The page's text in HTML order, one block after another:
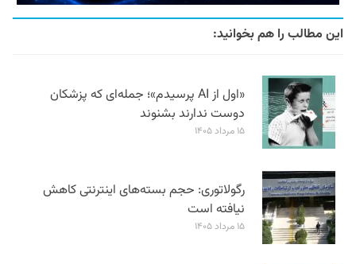
این مطالب را هم بخوانید:
«اول از AI پرسیدم»؛ جمله‌ای که پزشکان
دوست ندارند بشنوند
۱۵ مرداد ۱۴۰۵
رگولاتوری: حجم بسته‌های اینترنتی کاهش
نیافته است
۱۵ مرداد ۱۴۰۵